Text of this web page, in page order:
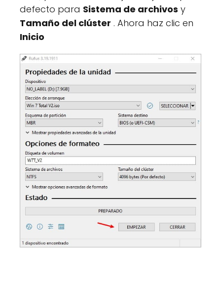
defecto para Sistema de archivos y
Tamaño del clúster . Ahora haz clic en
Inicio